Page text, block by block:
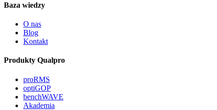
Baza wiedzy
O nas
Blog
Kontakt
Produkty Qualpro
proRMS
optiGOP
benchWAVE
Akademia